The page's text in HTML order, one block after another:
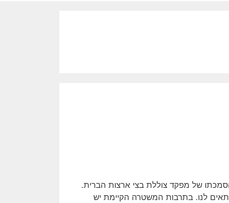
המתאר את תהליך הסמכתו של מפקד צוללת בצי ארצות הברית.
לנו. בתרבות המשטרה הקיימת יש